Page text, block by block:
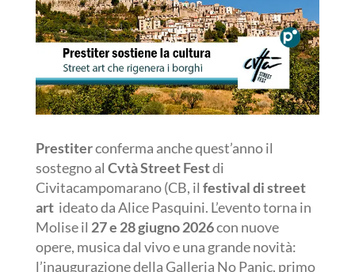
Prestiterconferma anche quest’anno il
sostegno al Cvtà Street Festdi
Civitacampomarano (CB, il festival di street
artideato da Alice Pasquini. L’evento torna in
Molise il 27 e 28 giugno 2026con nuove
opere, musica dal vivo e una grande novità:
l’inaugurazione della Galleria No Panic, primo